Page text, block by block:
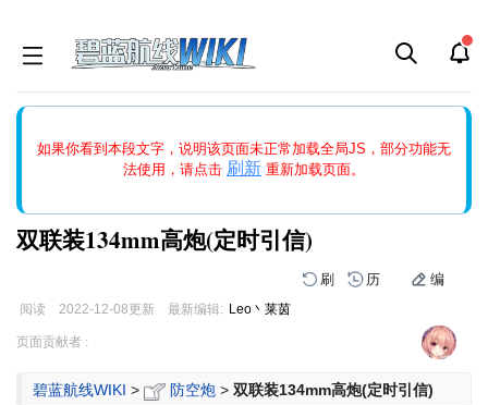
如果你看到本段文字，说明该页面未正常加载全局JS，部分功能无
法使用，请点击 刷新 重新加载页面。
能中的刷新按钮清除页面缓存并刷新，如果还有问题，请多尝试几
双联装134mm高炮(定时引信)
刷 历 编
阅读 2022-12-08更新 最新编辑: Leo丶莱茵
跳
跳
页面贡献者 :
碧蓝航线WIKI > 防空炮 > 双联装134mm高炮(定时引信)